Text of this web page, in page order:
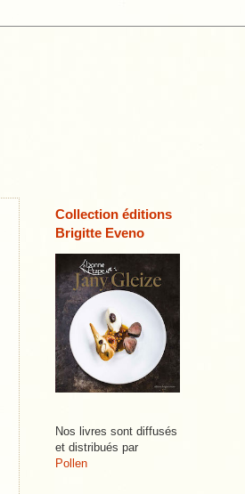
Collection éditions
Brigitte Eveno
Nos livres sont diffusés
et distribués par
Pollen